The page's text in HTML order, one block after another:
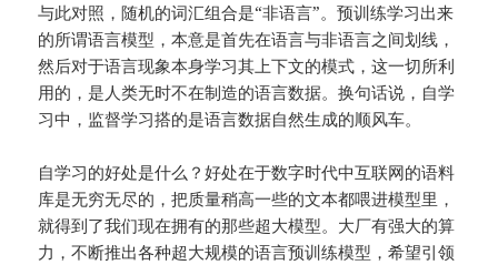
与此对照，随机的词汇组合是“非语言”。预训练学习出来
的所谓语言模型，本意是首先在语言与非语言之间划线，
然后对于语言现象本身学习其上下文的模式，这一切所利
用的，是人类无时不在制造的语言数据。换句话说，自学
习中，监督学习搭的是语言数据自然生成的顺风车。
自学习的好处是什么？好处在于数字时代中互联网的语料
库是无穷无尽的，把质量稍高一些的文本都喂进模型里，
就得到了我们现在拥有的那些超大模型。大厂有强大的算
力，不断推出各种超大规模的语言预训练模型，希望引领